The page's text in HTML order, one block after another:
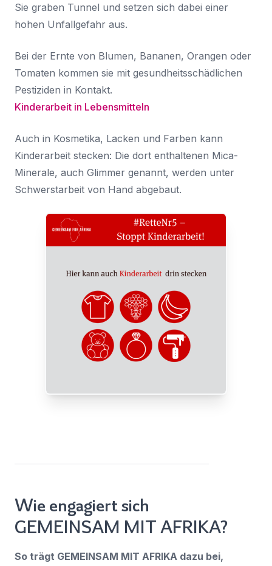
Sie graben Tunnel und setzen sich dabei einer
hohen Unfallgefahr aus.
Bei der Ernte von Blumen, Bananen, Orangen oder
Tomaten kommen sie mit gesundheitsschädlichen
Pestiziden in Kontakt.
Kinderarbeit in Lebensmitteln
Auch in Kosmetika, Lacken und Farben kann
Kinderarbeit stecken: Die dort enthaltenen Mica-
Minerale, auch Glimmer genannt, werden unter
Schwerstarbeit von Hand abgebaut.
Wie engagiert sich
GEMEINSAM MIT AFRIKA?
So trägt GEMEINSAM MIT AFRIKA dazu bei,